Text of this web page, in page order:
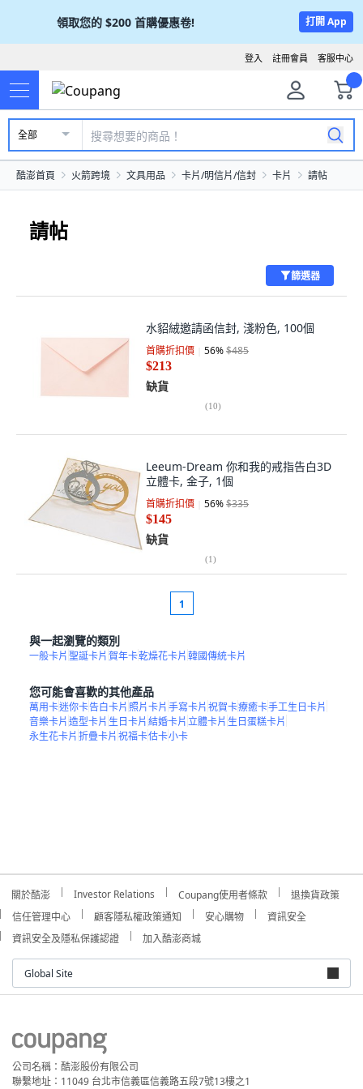
領取您的 $200 首購優惠卷! 打開 App
客服中心
註冊會員
登入
全部
酷澎首頁 火箭跨境 文具用品 卡片/明信片/信封 卡片 請帖
請帖
篩選器
水貂絨邀請函信封, 淺粉色, 100個
首購折扣價 56%$485
$213
缺貨
(10)
Leeum-Dream 你和我的戒指告白3D
立體卡, 金子, 1個
首購折扣價 56%$335
$145
缺貨
(1)
1
與一起瀏覽的類別
一般卡片聖誕卡片賀年卡乾燥花卡片韓國傳統卡片
您可能會喜歡的其他產品
萬用卡迷你卡告白卡片 照片卡片手寫卡片祝賀卡療癒卡手工生日卡片
音樂卡片造型卡片 生日卡片結婚卡片立體卡片 生日蛋糕卡片
永生花卡片折疊卡片祝福卡估卡小卡
關於酷澎 Investor Relations Coupang使用者條款
退換貨政策
信任管理中心
顧客隱私權政策通知 安心購物
資訊安全
資訊安全及隱私保護認證
加入酷澎商城
Global Site
公司名稱：酷澎股份有限公司
聯繫地址：11049 台北市信義區信義路五段7號13樓之1